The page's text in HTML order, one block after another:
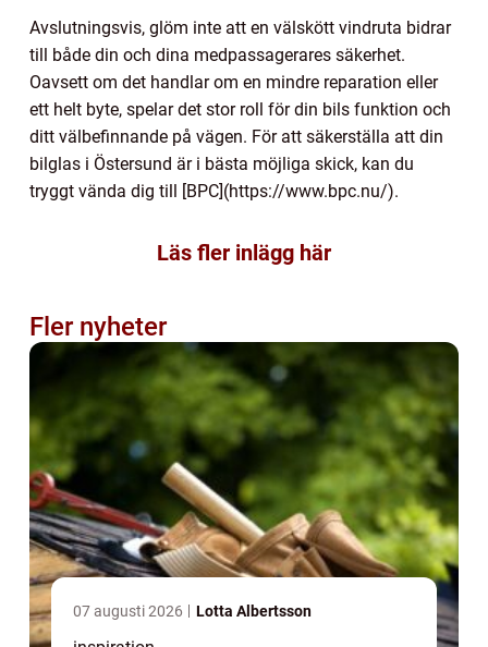
Avslutningsvis, glöm inte att en välskött vindruta bidrar
till både din och dina medpassagerares säkerhet.
Oavsett om det handlar om en mindre reparation eller
ett helt byte, spelar det stor roll för din bils funktion och
ditt välbefinnande på vägen. För att säkerställa att din
bilglas i Östersund är i bästa möjliga skick, kan du
tryggt vända dig till [BPC](https://www.bpc.nu/).
Läs fler inlägg här
Fler nyheter
07 augusti 2026 Lotta Albertsson